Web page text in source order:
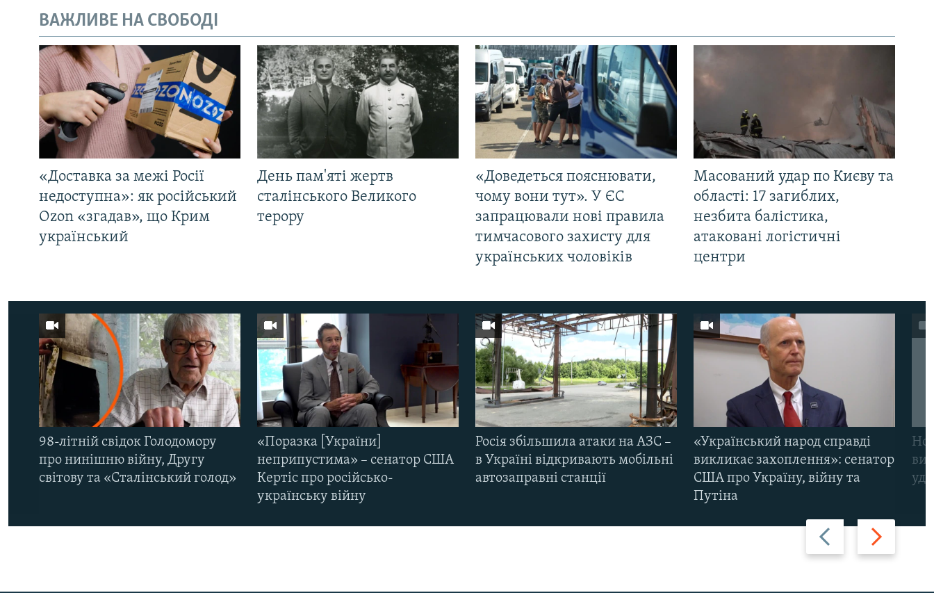
РУС
ВАЖЛИВЕ НА СВОБОДІ
«Доставка за межі Росії
недоступна»: як російський
Ozon «згадав», що Крим
український
День пам'яті жертв
сталінського Великого
терору
«Доведеться пояснювати,
чому вони тут». У ЄС
запрацювали нові правила
тимчасового захисту для
українських чоловіків
Масований удар по Києву та
області: 17 загиблих,
незбита балістика,
атаковані логістичні
центри
Назад Вперед
98-літній свідок Голодомору
про нинішню війну, Другу
світову та «Сталінський голод»
«Поразка [України]
неприпустима» – сенатор США
Кертіс про російсько-
українську війну
Росія збільшила атаки на АЗС –
в Україні відкривають мобільні
автозаправні станції
«Український народ справді
викликає захоплення»: сенатор
США про Україну, війну та
Путіна